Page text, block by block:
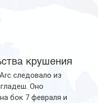
крушения
следовало из
Оно
бок 7 февраля и